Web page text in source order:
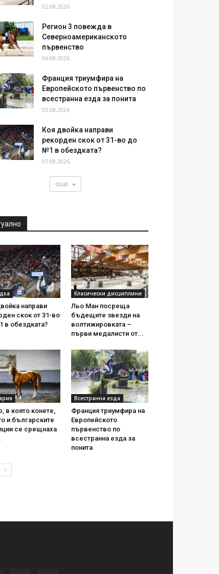
02.08.2026
Регион 3 повежда в
Северноамериканското
първенство
06.08.2026
Франция триумфира на
Европейското първенство по
всестранна езда за понита
03.08.2026
Коя двойка направи
рекорден скок от 31-во до
№1 в обездката?
07.08.2026
още
направи
скок от 31-во
в обездката?
Класически дисциплини
Льо Ман посреща
бъдещите звезди на
волтижировката –
първи медалисти от...
в която конете,
и българските
се срещнаха
Всестранна езда
Франция триумфира на
Европейското
първенство по
всестранна езда за
понита